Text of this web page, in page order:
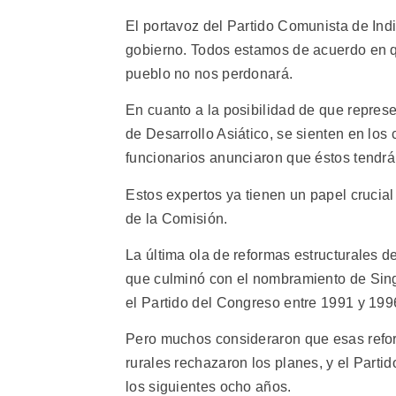
El portavoz del Partido Comunista de
gobierno. Todos estamos de acuerdo
pueblo no nos perdonará.
En cuanto a la posibilidad de que
de Desarrollo Asiático, se sienten en
funcionarios anunciaron que éstos
Estos expertos ya tienen un papel
de la Comisión.
La última ola de reformas estructurales
que culminó con el nombramiento de
el Partido del Congreso entre 1991 y
Pero muchos consideraron que esas
rurales rechazaron los planes, y el
los siguientes ocho años.